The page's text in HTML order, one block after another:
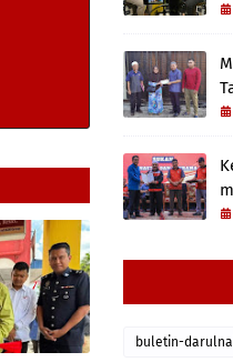
buletin-